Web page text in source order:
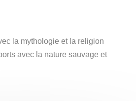
la mythologie et la religion
avec la nature sauvage et